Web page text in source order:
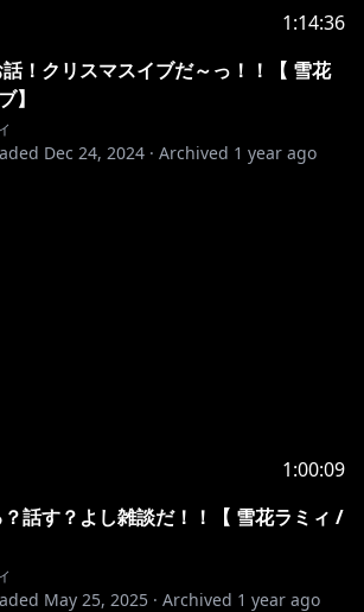
制作:kemo様、皇桔梗様
ィズバリバリワークアウト』
45nA0e
1:14:36
話！クリスマスイブだ～っ！！【 雪花
】
Dec 24, 2024 · Archived 1 year ago
1:00:09
？話す？よし雑談だ！！【 雪花ラミィ /
May 25, 2025 · Archived 1 year ago